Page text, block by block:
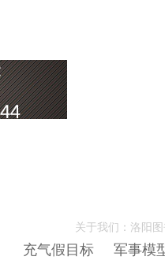
关于我们：洛阳
充气假目标 军事模